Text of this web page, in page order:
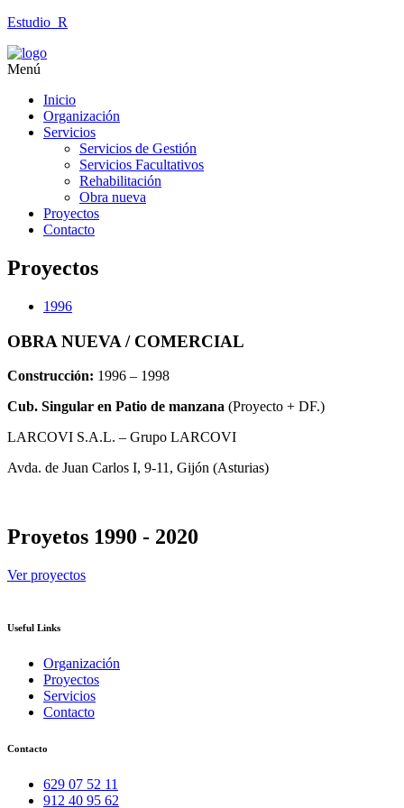
Estudio_R
Menú
Inicio
Organización
Servicios
Servicios de Gestión
Servicios Facultativos
Rehabilitación
Obra nueva
Proyectos
Contacto
Proyectos
1996
OBRA NUEVA / COMERCIAL
Construcción: 1996 – 1998
Cub. Singular en Patio de manzana (Proyecto + DF.)
LARCOVI S.A.L. – Grupo LARCOVI
Avda. de Juan Carlos I, 9-11, Gijón (Asturias)
Proyetos 1990 - 2020
Ver proyectos
Useful Links
Organización
Proyectos
Servicios
Contacto
Contacto
629 07 52 11
912 40 95 62